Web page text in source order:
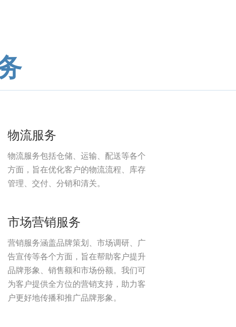
物流服务
物流服务包括仓储、运输、配送等各个
方面，旨在优化客户的物流流程、库存
管理、交付、分销和清关。
市场营销服务
营销服务涵盖品牌策划、市场调研、广
告宣传等各个方面，旨在帮助客户提升
品牌形象、销售额和市场份额。我们可
为客户提供全方位的营销支持，助力客
户更好地传播和推广品牌形象。